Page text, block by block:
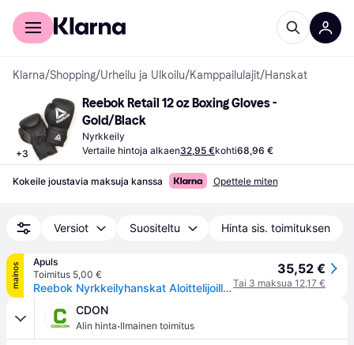
Kuluttajille
Klarna/Shopping/Urheilu ja Ulkoilu/Kamppailulajit/Hanskat
+3
Reebok Retail 12 oz Boxing Gloves -
Gold/Black
Nyrkkeily
Vertaile hintoja alkaen32,95 €kohti68,96 €
Kokeile joustavia maksuja kanssa Opettele miten
Versiot Suositeltu Hinta sis. toimituksen
mainos
Apuls
Toimitus 5,00 €
Reebok Nyrkkeilyhanskat Aloittelijoille - Musta 12 oz
35,52 €
Tai 3 maksua 12,17 €
CDON
Alin hinta·Ilmainen toimitus